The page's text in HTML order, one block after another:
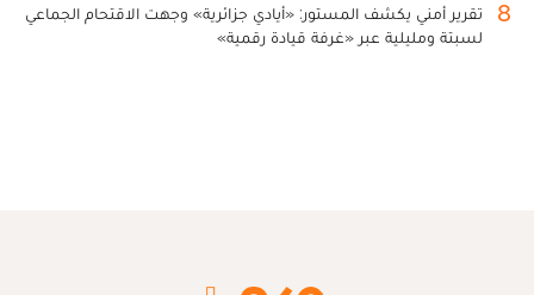
8
تقرير أمني يكشف المستور: «أيادي جزائرية» وجهت الاقتحام الجماعي
لسبتة ومليلية عبر «غرفة قيادة رقمية»